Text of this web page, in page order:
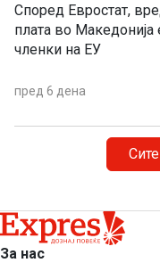
Според Евростат,
плата во
членки на ЕУ
пред 6 дена
За нас